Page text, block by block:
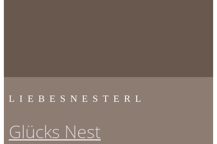
LIEBESNESTERL
Glücks Nest